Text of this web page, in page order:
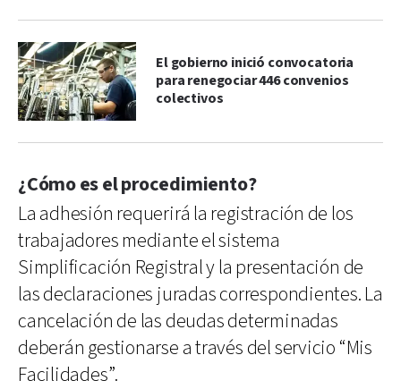
El gobierno inició convocatoria
para renegociar 446 convenios
colectivos
¿Cómo es el procedimiento?
La adhesión requerirá la registración de los
trabajadores mediante el sistema
Simplificación Registral y la presentación de
las declaraciones juradas correspondientes. La
cancelación de las deudas determinadas
deberán gestionarse a través del servicio “Mis
Facilidades”.